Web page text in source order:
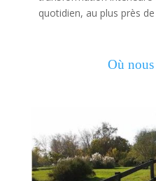
quotidien, au plus près
Où